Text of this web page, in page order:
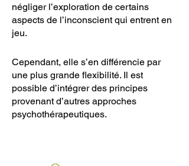
négliger l’exploration de certains
aspects de l’inconscient qui entrent en
jeu.
Cependant, elle s’en différencie par
une plus grande flexibilité. Il est
possible d’intégrer des principes
provenant d’autres approches
psychothérapeutiques.